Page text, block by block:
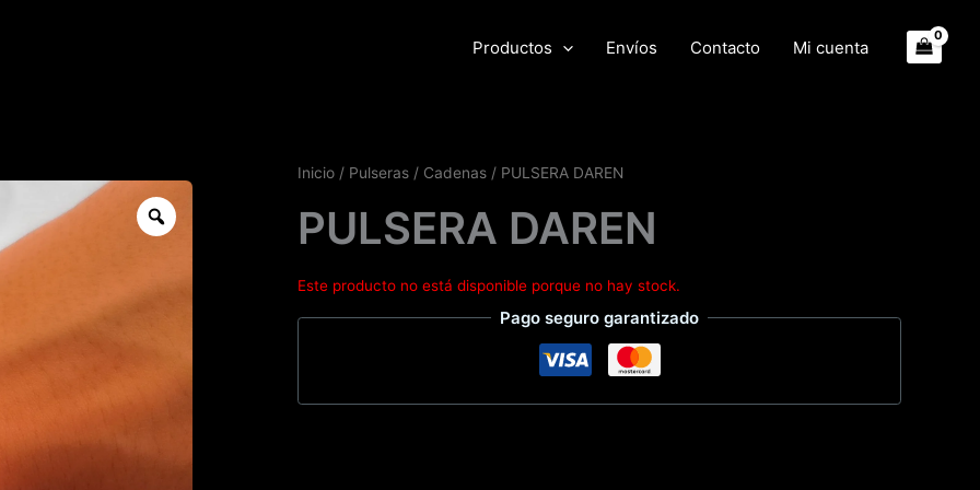
Productos Envíos Contacto Mi cuenta
Zoom
Inicio / Pulseras / Cadenas / PULSERA DAREN
PULSERA DAREN
Este producto no está disponible porque no hay stock.
Pago seguro garantizado